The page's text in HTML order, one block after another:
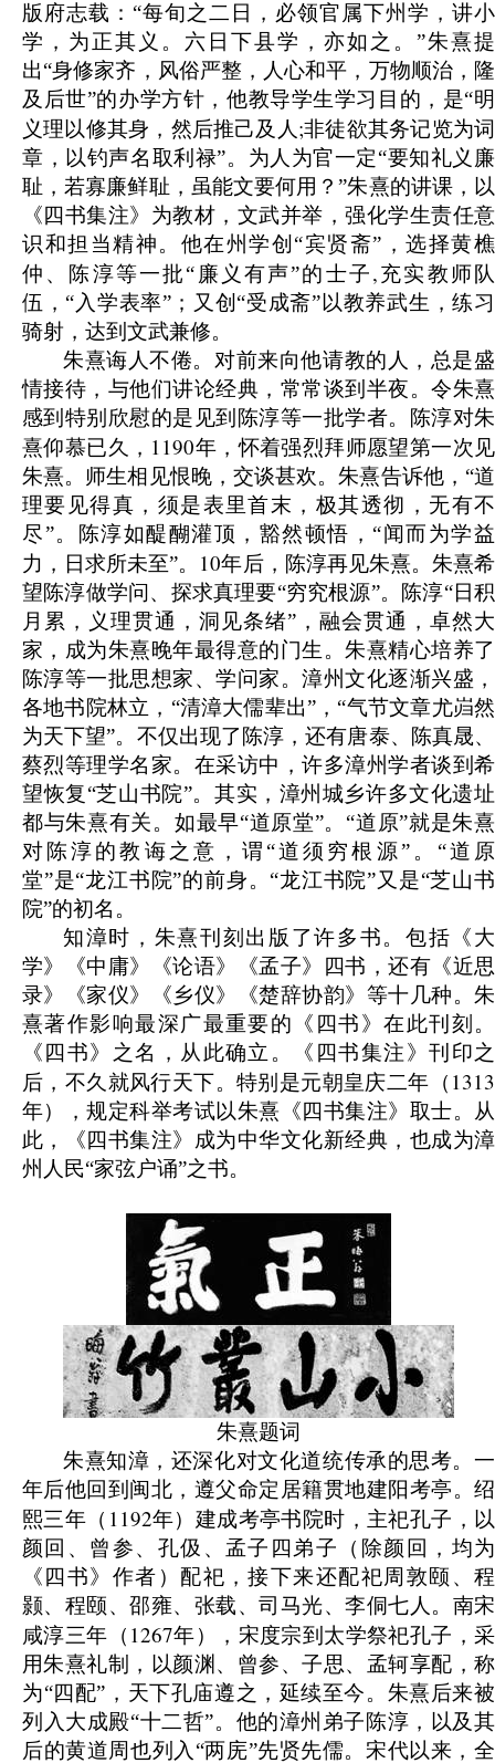
版府志载：“每旬之二日，必领官属下州学，讲小
学，为正其义。六日下县学，亦如之。”朱熹提
出“身修家齐，风俗严整，人心和平，万物顺治，隆
及后世”的办学方针，他教导学生学习目的，是“明
义理以修其身，然后推己及人 ;非徒欲其务记览为词
章，以钓声名取利禄”。为人为官一定“要知礼义廉
耻，若寡廉鲜耻，虽能文要何用？”朱熹的讲课，以
《四书集注》为教材，文武并举，强化学生责任意
识和担当精神。他在州学创“宾贤斋”，选择黄樵
仲、陈淳等一批“廉义有声”的士子,充实教师队
伍，“入学表率”；又创“受成斋”以教养武生，练习
骑射，达到文武兼修。
朱熹诲人不倦。对前来向他请教的人，总是盛
情接待，与他们讲论经典，常常谈到半夜。令朱熹
感到特别欣慰的是见到陈淳等一批学者。陈淳对朱
熹仰慕已久， 1190年，怀着强烈拜师愿望第一次见
朱熹。师生相见恨晚，交谈甚欢。朱熹告诉他，“道
理要见得真，须是表里首末，极其透彻，无有不
尽”。陈淳如醍醐灌顶，豁然顿悟，“闻而为学益
力，日求所未至”。 10年后，陈淳再见朱熹。朱熹希
望陈淳做学问、探求真理要“穷究根源”。陈淳“日积
月累，义理贯通，洞见条绪”，融会贯通，卓然大
家，成为朱熹晚年最得意的门生。朱熹精心培养了
陈淳等一批思想家、学问家。漳州文化逐渐兴盛，
各地书院林立，“清漳大儒辈出”，“气节文章尤岿然
为天下望”。不仅出现了陈淳，还有唐泰、陈真晟、
蔡烈等理学名家。在采访中，许多漳州学者谈到希
望恢复“芝山书院”。其实，漳州城乡许多文化遗址
都与朱熹有关。如最早“道原堂”。“道原”就是朱熹
对陈淳的教诲之意，谓“道须穷根源”。“道原
堂”是“龙江书院”的前身。“龙江书院”又是“芝山书
院”的初名。
知漳时，朱熹刊刻出版了许多书。包括《大
学》《中庸》《论语》《孟子》四书，还有《近思
录》《家仪》《乡仪》《楚辞协韵》等十几种。朱
熹著作影响最深广最重要的《四书》在此刊刻。
《四书》之名，从此确立。《四书集注》刊印之
后，不久就风行天下。特别是元朝皇庆二年（ 1313
年），规定科举考试以朱熹《四书集注》取士。从
此，《四书集注》成为中华文化新经典，也成为漳
州人民“家弦户诵”之书。
朱熹题词
朱熹知漳，还深化对文化道统传承的思考。一
年后他回到闽北，遵父命定居籍贯地建阳考亭。绍
熙三年（ 1192年）建成考亭书院时，主祀孔子，以
颜回、曾参、孔伋、孟子四弟子（除颜回，均为
《四书》作者）配祀，接下来还配祀周敦颐、程
颢、程颐、邵雍、张载、司马光、李侗七人。南宋
咸淳三年（ 1267年），宋度宗到太学祭祀孔子，采
用朱熹礼制，以颜渊、曾参、子思、孟轲享配，称
为“四配”，天下孔庙遵之，延续至今。朱熹后来被
列入大成殿“十二哲”。他的漳州弟子陈淳，以及其
后的黄道周也列入“两庑”先贤先儒。宋代以来，全